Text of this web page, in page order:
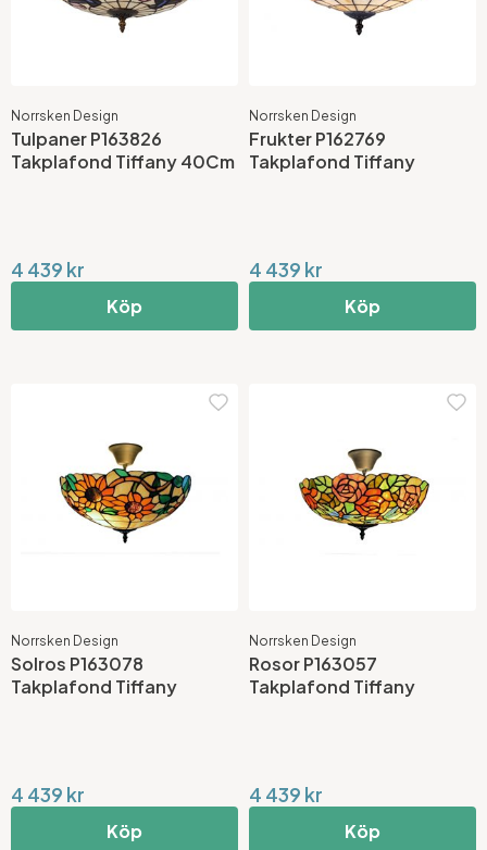
Norrsken Design
Tulpaner P163826
Takplafond Tiffany 40Cm
4 439 kr
Köp
Norrsken Design
Frukter P162769
Takplafond Tiffany
4 439 kr
Köp
Norrsken Design
Solros P163078
Takplafond Tiffany
4 439 kr
Köp
Norrsken Design
Rosor P163057
Takplafond Tiffany
4 439 kr
Köp